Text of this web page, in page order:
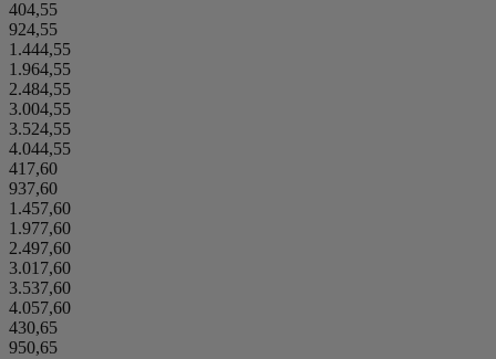
404,55
924,55
1.444,55
1.964,55
2.484,55
3.004,55
3.524,55
4.044,55
417,60
937,60
1.457,60
1.977,60
2.497,60
3.017,60
3.537,60
4.057,60
430,65
950,65